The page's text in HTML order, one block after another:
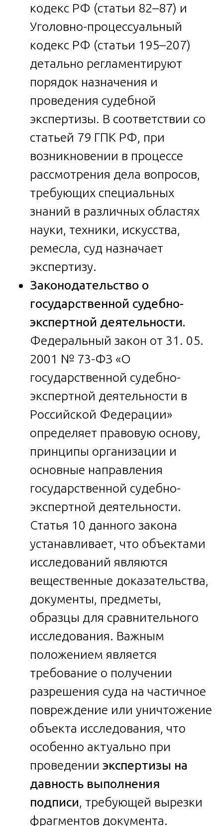
кодекс РФ (статьи 82–87) и
Уголовно-процессуальный
кодекс РФ (статьи 195–207)
детально регламентируют
порядок назначения и
проведения судебной
экспертизы. В соответствии со
статьей 79 ГПК РФ, при
возникновении в процессе
рассмотрения дела вопросов,
требующих специальных
знаний в различных областях
науки, техники, искусства,
ремесла, суд назначает
экспертизу.
Законодательство о
государственной судебно-
экспертной деятельности.
Федеральный закон от 31. 05.
2001 № 73-ФЗ «О
государственной судебно-
экспертной деятельности в
Российской Федерации»
определяет правовую основу,
принципы организации и
основные направления
государственной судебно-
экспертной деятельности.
Статья 10 данного закона
устанавливает, что объектами
исследований являются
вещественные доказательства,
документы, предметы,
образцы для сравнительного
исследования. Важным
положением является
требование о получении
разрешения суда на частичное
повреждение или уничтожение
объекта исследования, что
особенно актуально при
проведении экспертизы на
давность выполнения
подписи, требующей вырезки
фрагментов документа.